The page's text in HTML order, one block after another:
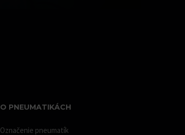
O PNEUMATIKÁCH
Označenie pneumatík